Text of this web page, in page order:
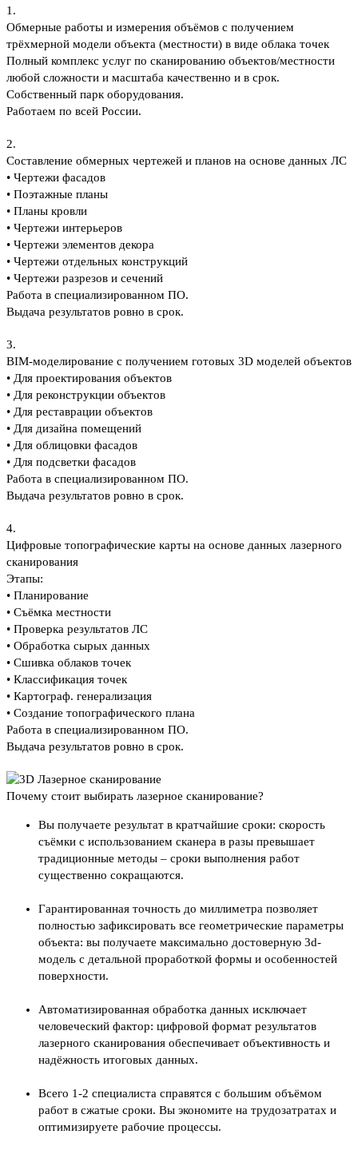
1.
Обмерные работы и измерения объёмов с получением
трёхмерной модели объекта (местности) в виде облака точек
Полный комплекс услуг по сканированию объектов/местности
любой сложности и масштаба качественно и в срок.
Собственный парк оборудования.
Работаем по всей России.
2.
Составление обмерных чертежей и планов на основе данных ЛС
• Чертежи фасадов
• Поэтажные планы
• Планы кровли
• Чертежи интерьеров
• Чертежи элементов декора
• Чертежи отдельных конструкций
• Чертежи разрезов и сечений
Работа в специализированном ПО.
Выдача результатов ровно в срок.
3.
BIM-моделирование с получением готовых 3D моделей объектов
• Для проектирования объектов
• Для реконструкции объектов
• Для реставрации объектов
• Для дизайна помещений
• Для облицовки фасадов
• Для подсветки фасадов
Работа в специализированном ПО.
Выдача результатов ровно в срок.
4.
Цифровые топографические карты на основе данных лазерного
сканирования
Этапы:
• Планирование
• Съёмка местности
• Проверка результатов ЛС
• Обработка сырых данных
• Сшивка облаков точек
• Классификация точек
• Картограф. генерализация
• Создание топографического плана
Работа в специализированном ПО.
Выдача результатов ровно в срок.
Почему стоит выбирать лазерное сканирование?
Вы получаете результат в кратчайшие сроки: скорость
съёмки с использованием сканера в разы превышает
традиционные методы – сроки выполнения работ
существенно сокращаются.
Гарантированная точность до миллиметра позволяет
полностью зафиксировать все геометрические параметры
объекта: вы получаете максимально достоверную 3d-
модель с детальной проработкой формы и особенностей
поверхности.
Автоматизированная обработка данных исключает
человеческий фактор: цифровой формат результатов
лазерного сканирования обеспечивает объективность и
надёжность итоговых данных.
Всего 1-2 специалиста справятся с большим объёмом
работ в сжатые сроки. Вы экономите на трудозатратах и
оптимизируете рабочие процессы.